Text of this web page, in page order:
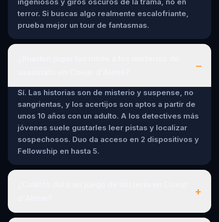
terror. Si buscas algo realmente escalofriante,
prueba mejor un tour de fantasmas.
–
Sí. Las historias son de misterio y suspense, no
sangrientas, y los acertijos son aptos a partir de
unos 10 años con un adulto. A los detectives más
jóvenes suele gustarles leer pistas y localizar
sospechosos. Duo da acceso en 2 dispositivos y
Fellowship en hasta 5.
+